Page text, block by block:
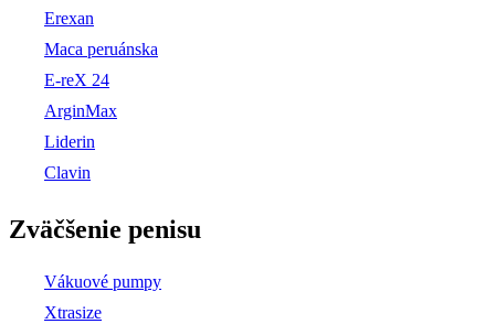
Erexan
Maca peruánska
E-reX 24
ArginMax
Liderin
Clavin
Zväčšenie penisu
Vákuové pumpy
Xtrasize